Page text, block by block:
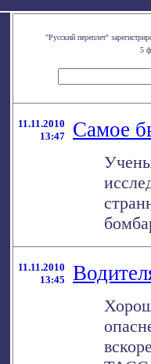
"Русский переплет"
5
11.11.2010
13:47
Самое
11.11.2010
13:45